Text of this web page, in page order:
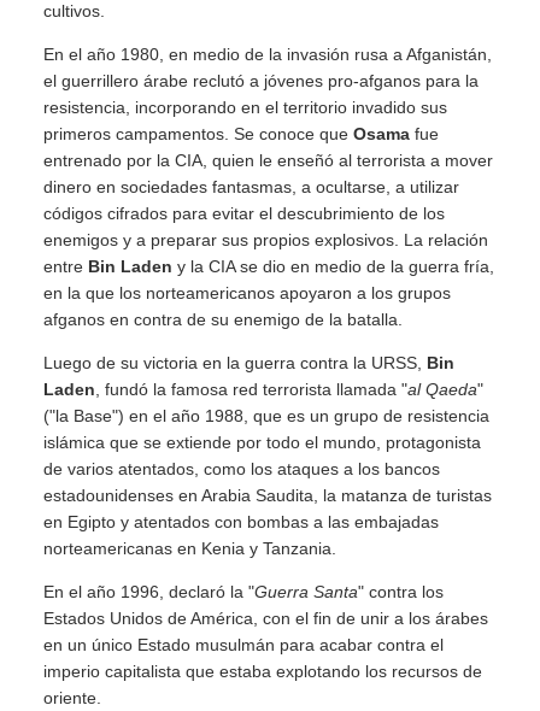
cultivos.
En el año 1980, en medio de la invasión rusa a Afganistán,
el guerrillero árabe reclutó a jóvenes pro-afganos para la
resistencia, incorporando en el territorio invadido sus
primeros campamentos. Se conoce que Osama fue
entrenado por la CIA, quien le enseñó al terrorista a mover
dinero en sociedades fantasmas, a ocultarse, a utilizar
códigos cifrados para evitar el descubrimiento de los
enemigos y a preparar sus propios explosivos. La relación
entre Bin Laden y la CIA se dio en medio de la guerra fría,
en la que los norteamericanos apoyaron a los grupos
afganos en contra de su enemigo de la batalla.
Luego de su victoria en la guerra contra la URSS, Bin
Laden , fundó la famosa red terrorista llamada "al Qaeda"
("la Base") en el año 1988, que es un grupo de resistencia
islámica que se extiende por todo el mundo, protagonista
de varios atentados, como los ataques a los bancos
estadounidenses en Arabia Saudita, la matanza de turistas
en Egipto y atentados con bombas a las embajadas
norteamericanas en Kenia y Tanzania.
En el año 1996, declaró la "Guerra Santa" contra los
Estados Unidos de América, con el fin de unir a los árabes
en un único Estado musulmán para acabar contra el
imperio capitalista que estaba explotando los recursos de
oriente.